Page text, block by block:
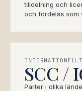
tilldelning och
och fördelas som
SCC /
Parter i olika